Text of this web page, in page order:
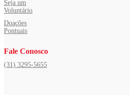
Seja um
Voluntário
Doações
Pontuais
Fale Conosco
(31) 3295-5655